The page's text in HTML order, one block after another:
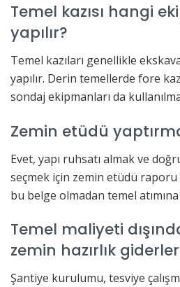
Temel kazısı hangi
yapılır?
Temel kazıları genellikle
yapılır. Derin temellerde fore
sondaj ekipmanları da
Zemin etüdü
Evet, yapı ruhsatı almak ve
seçmek için zemin etüdü
bu belge olmadan temel
Temel maliyeti
zemin hazırlık
Şantiye kurulumu, tesviye